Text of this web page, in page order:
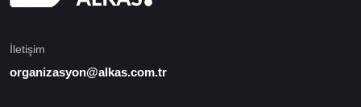
İletişim
organizasyon@alkas.com.tr